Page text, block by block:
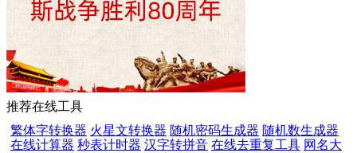
推荐在线工具
繁体字转换器 火星文转换器 随机密码生成器 随机数生成器
在线计算器 秒表计时器 汉字转拼音 在线去重复工具 网名大